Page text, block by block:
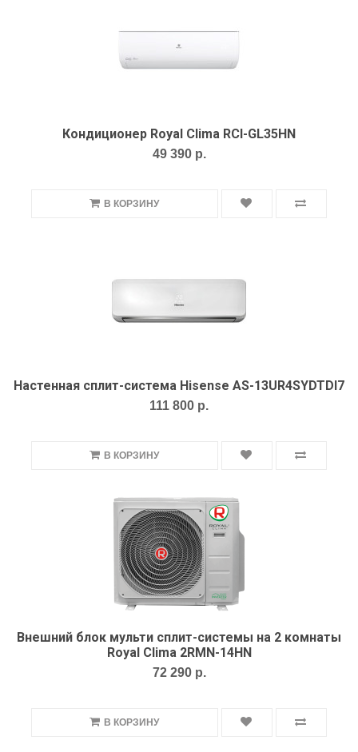
Кондиционер Royal Clima RCI-GL35HN
49 390 р.
В КОРЗИНУ
Настенная сплит-система Hisense AS-13UR4SYDTDI7
111 800 р.
В КОРЗИНУ
Внешний блок мульти сплит-системы на 2 комнаты
Royal Clima 2RMN-14HN
72 290 р.
В КОРЗИНУ